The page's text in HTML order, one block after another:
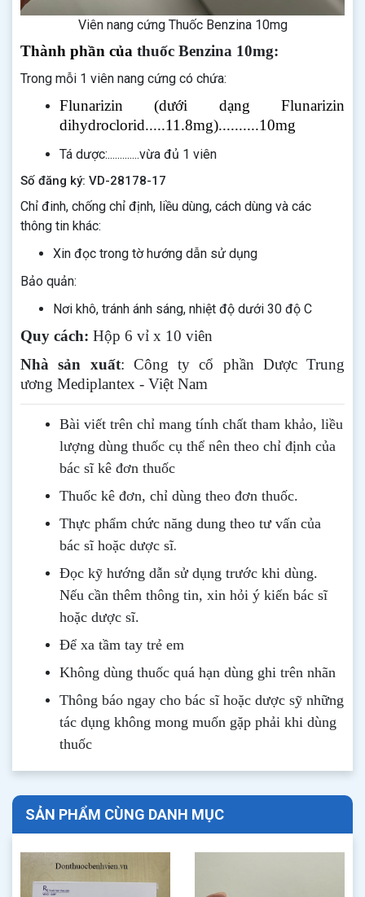
Viên nang cứng Thuốc Benzina 10mg
Thành phần của thuốc Benzina 10mg:
Trong mỗi 1 viên nang cứng có chứa:
Flunarizin (dưới dạng Flunarizin
dihydroclorid.....11.8mg)..........10mg
Tá dược:.............vừa đủ 1 viên
Số đăng ký: VD-28178-17
Chỉ đinh, chống chỉ định, liều dùng, cách dùng và các
thông tin khác:
Xin đọc trong tờ hướng dẫn sử dụng
Bảo quản:
Nơi khô, tránh ánh sáng, nhiệt độ dưới 30 độ C
Quy cách: Hộp 6 vỉ x 10 viên
Nhà sản xuất: Công ty cổ phần Dược Trung
ương Mediplantex - Việt Nam
Bài viết trên chỉ mang tính chất tham khảo, liều
lượng dùng thuốc cụ thể nên theo chỉ định của
bác sĩ kê đơn thuốc
Thuốc kê đơn, chỉ dùng theo đơn thuốc.
Thực phẩm chức năng dung theo tư vấn của
bác sĩ hoặc dược sĩ.
Đọc kỹ hướng dẫn sử dụng trước khi dùng.
Nếu cần thêm thông tin, xin hỏi ý kiến bác sĩ
hoặc dược sĩ.
Để xa tầm tay trẻ em
Không dùng thuốc quá hạn dùng ghi trên nhãn
Thông báo ngay cho bác sĩ hoặc dược sỹ những
tác dụng không mong muốn gặp phải khi dùng
thuốc
SẢN PHẨM CÙNG DANH MỤC